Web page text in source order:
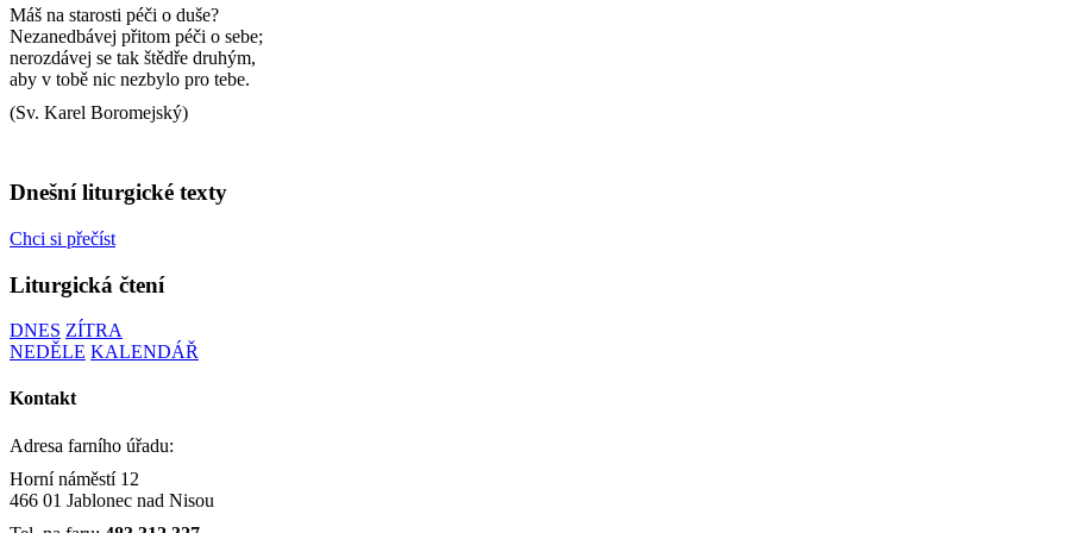
Máš na starosti péči o duše?
Nezanedbávej přitom péči o sebe;
nerozdávej se tak štědře druhým,
aby v tobě nic nezbylo pro tebe.
(Sv. Karel Boromejský)
Dnešní liturgické texty
Chci si přečíst
Liturgická čtení
DNES ZÍTRA
NEDĚLE KALENDÁŘ
Kontakt
Adresa farního úřadu:
Horní náměstí 12
466 01 Jablonec nad Nisou